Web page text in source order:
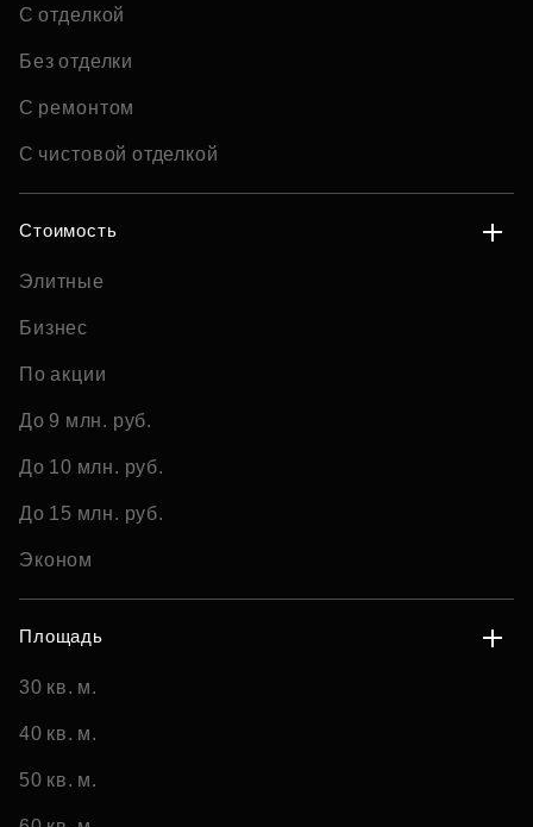
С отделкой
Без отделки
С ремонтом
С чистовой отделкой
Стоимость
Элитные
Бизнес
По акции
До 9 млн. руб.
До 10 млн. руб.
До 15 млн. руб.
Эконом
Площадь
30 кв. м.
40 кв. м.
50 кв. м.